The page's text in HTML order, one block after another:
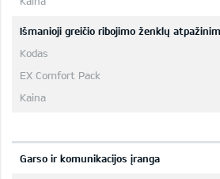
Išmanioji greičio ribojimo ženklų
Garso ir komunikacijos įranga